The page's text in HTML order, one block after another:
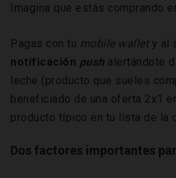
Imagina que estás comprando
Pagas con tu mobile wallet y al
notificación push alertándote
leche (producto que sueles
beneficiado de una oferta 2x1
producto típico en tu lista de la
Dos factores importantes